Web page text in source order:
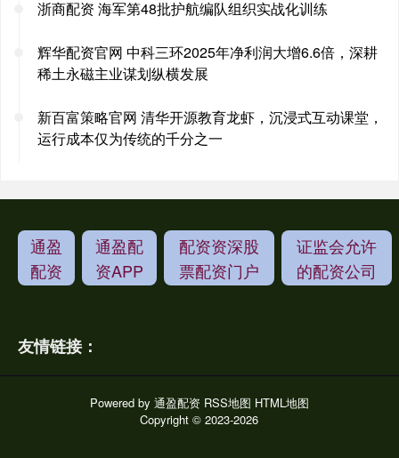
浙商配资 海军第48批护航编队组织实战化训练
辉华配资官网 中科三环2025年净利润大增6.6倍，深耕
稀土永磁主业谋划纵横发展
新百富策略官网 清华开源教育龙虾，沉浸式互动课堂，
运行成本仅为传统的千分之一
通盈
配资
通盈配
资APP
配资资深股
票配资门户
证监会允许
的配资公司
友情链接：
Powered by 通盈配资 RSS地图 HTML地图
Copyright© 2023-2026